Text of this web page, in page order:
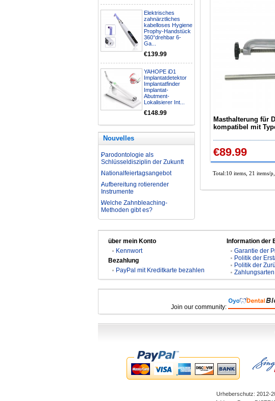
Elektrisches
zahnärztliches
kabelloses Hygiene
Prophy-Handstück
360°drehbar 6-
Ga...
€139.99
YAHOPE iD1
Implantatdetektor
Implantatfinder
Implantat-
Abutment-
Lokalisierer Int...
€148.99
Nouvelles
Hand- und Winkelstücken zu
beachten?
Wie können erhöhte
Koloniezahlen im Wasser
dauerhaft reduziert werden?
Was ist beim Kauf eines
zahnarzt Ultraschallgerätes zu
beachten?
Zahnaufhellung FAQ
Was ist Medical Dental
Tourismus und wie es Ihnen
helfen kann
Behandlung Dental Unfälle
Dentale Polymerisationslampe
Parodontologie als
Schlüsseldisziplin der Zukunft
Nationalfeiertagsangebot
Aufbereitung rotierender
Instrumente
Welche Zahnbleaching-
Methoden gibt es?
Was ist bei der Aufbereitung von
Hand- und Winkelstücken zu
Wie können erhöhte
Koloniezahlen im Wasser
dauerhaft reduziert werden?
Was ist beim Kauf eines
zahnarzt Ultraschallgerätes zu
beachten?
Zahnaufhellung FAQ
Tourismus und wie es Ihnen
helfen kann
Wie zur Prävention und
Parodontologie als
Schlüsseldisziplin der Zukunft
Masthalterung für
kompatibel mit
€89.99
Total:10 items, 21 items/
über mein Konto
Kennwort
Bezahlung
PayPal mit Kreditkarte bezahlen
Information der
Garantie der
Politik der
Politik der
Zahlungsarten
Join our community:
Urheberschutz: 2012-